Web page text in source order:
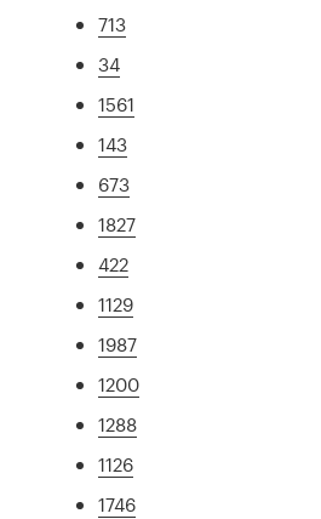
713
34
1561
143
673
1827
422
1129
1987
1200
1288
1126
1746